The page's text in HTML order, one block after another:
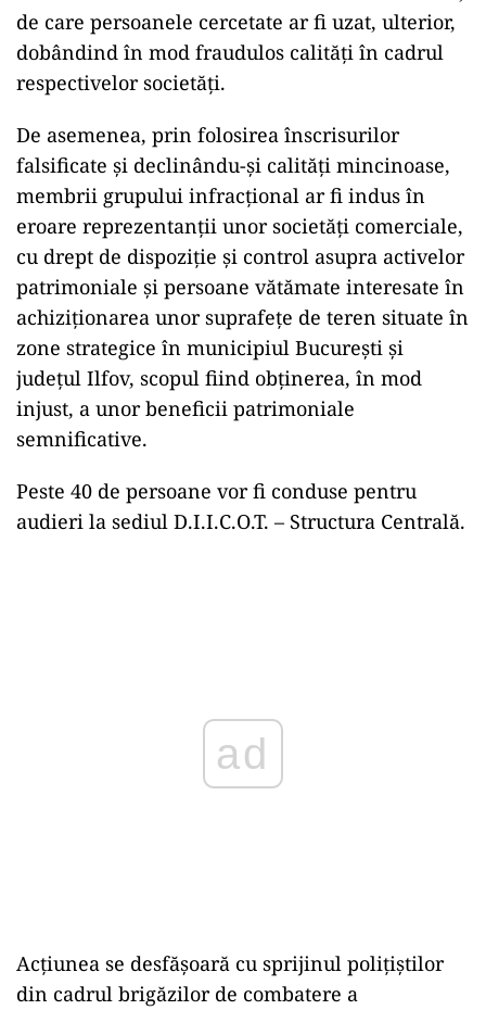
de care persoanele cercetate ar fi uzat, ulterior,
dobândind în mod fraudulos calități în cadrul
respectivelor societăți.
De asemenea, prin folosirea înscrisurilor
falsificate și declinându-și calități mincinoase,
membrii grupului infracțional ar fi indus în
eroare reprezentanții unor societăți comerciale,
cu drept de dispoziție și control asupra activelor
patrimoniale și persoane vătămate interesate în
achiziționarea unor suprafețe de teren situate în
zone strategice în municipiul București și
județul Ilfov, scopul fiind obținerea, în mod
injust, a unor beneficii patrimoniale
semnificative.
Peste 40 de persoane vor fi conduse pentru
audieri la sediul D.I.I.C.O.T. – Structura Centrală.
ad
Acțiunea se desfășoară cu sprijinul polițiștilor
din cadrul brigăzilor de combatere a